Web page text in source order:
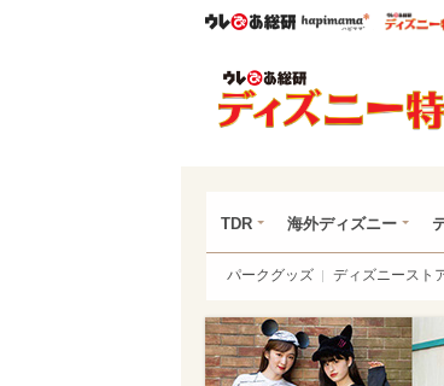
ウレぴあ総研ハピマ
TDR 海外ディズニー
パークグッズ ディズニースト